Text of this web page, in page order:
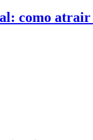
como atrair